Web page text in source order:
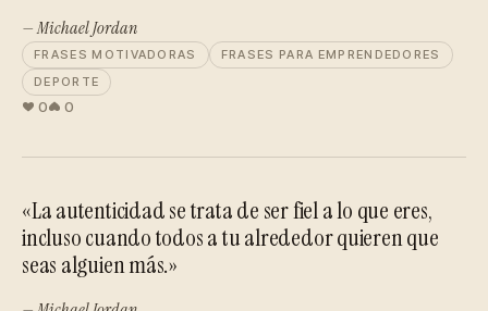
— Michael Jordan
FRASES MOTIVADORAS
FRASES PARA EMPRENDEDORES
DEPORTE
0 0
«La autenticidad se trata de ser fiel a lo que eres,
incluso cuando todos a tu alrededor quieren que
seas alguien más.»